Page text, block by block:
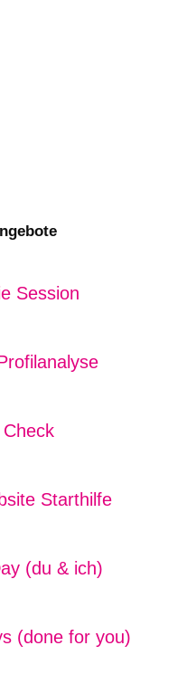
Session
Starthilfe
(du & ich)
(done for you)